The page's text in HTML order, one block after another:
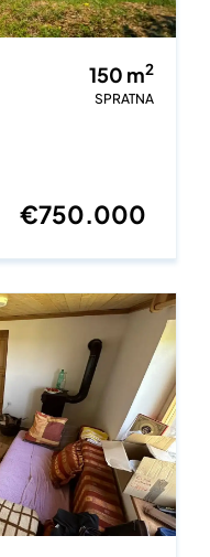
150 m2
SPRATNA
€750.000